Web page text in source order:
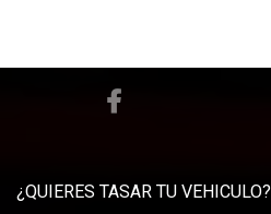
¿QUIERES TASAR TU VEHICULO?